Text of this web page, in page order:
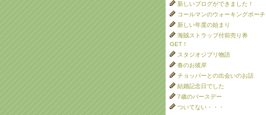
新しいブログができました！
コールマンのウォーキングポーチ
新しい年度の始まり
海賊ストラップ付前売り券
GET！
スタジオジブリ物語
春のお彼岸
チョッパーとの出会いのお話
結婚記念日でした
7歳のバースデー
ついてない・・・